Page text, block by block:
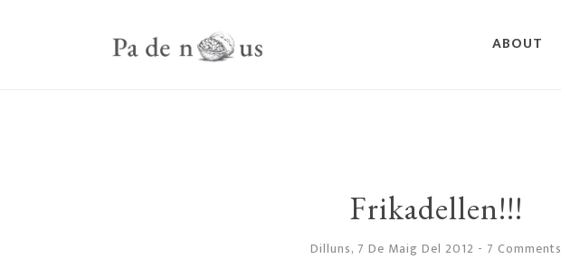
ABOUT
Frikadellen!!!
Dilluns, 7 De Maig Del 2012 - 7 Comments